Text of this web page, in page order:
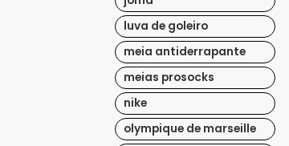
luva de goleiro
meia antiderrapante
meias prosocks
nike
olympique de marseille